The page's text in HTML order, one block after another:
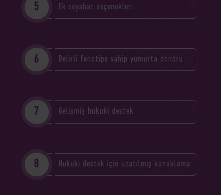
Ek seyahat seçenekleri
Belirli fenotipe sahip yumurta donörü
Gelişmiş hukuki destek
Hukuki destek için uzatılmış konaklama